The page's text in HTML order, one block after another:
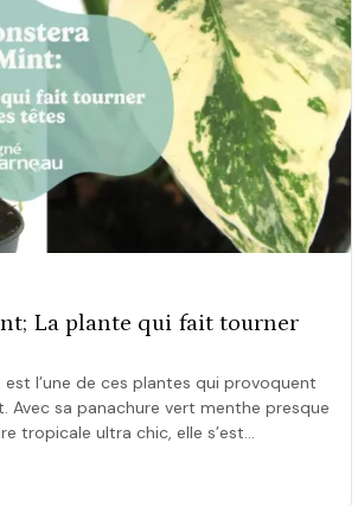
La plante qui fait tourner
l’une de ces plantes qui provoquent
Avec sa panachure vert menthe presque
tropicale ultra chic, elle s’est